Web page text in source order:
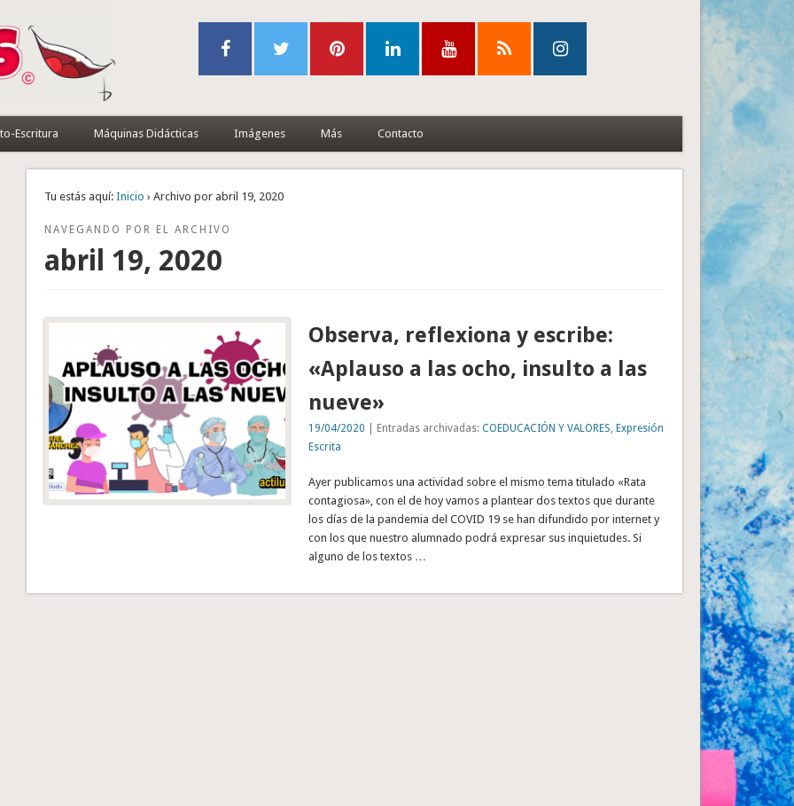
Escritura Máquinas Didácticas Imágenes Más Contacto
Tu estás aquí: Inicio › Archivo por abril 19, 2020
NAVEGANDO POR EL ARCHIVO
abril 19, 2020
Observa, reflexiona y escribe:
«Aplauso a las ocho, insulto a las
nueve»
19/04/2020 | Entradas archivadas: COEDUCACIÓN Y VALORES Expresión
Escrita
Ayer publicamos una actividad sobre el mismo tema titulado «Rata
contagiosa», con el de hoy vamos a plantear dos textos que durante
los días de la pandemia del COVID 19 se han difundido por internet y
con los que nuestro alumnado podrá expresar sus inquietudes. Si
alguno de los textos …